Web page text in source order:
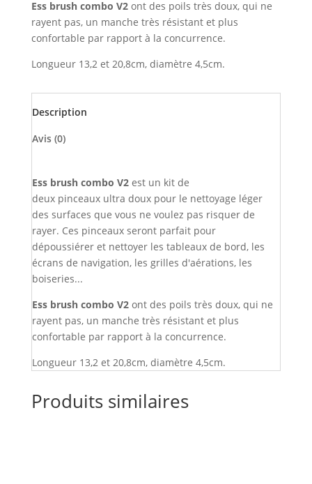
Ess brush combo V2 ont des poils très doux, qui ne
rayent pas, un manche très résistant et plus
confortable par rapport à la concurrence.
Longueur 13,2 et 20,8cm, diamètre 4,5cm.
Description
Avis (0)
Ess brush combo V2 est un kit de
deux pinceaux ultra doux pour le nettoyage léger
des surfaces que vous ne voulez pas risquer de
rayer. Ces pinceaux seront parfait pour
dépoussiérer et nettoyer les tableaux de bord, les
écrans de navigation, les grilles d'aérations, les
boiseries...
Ess brush combo V2 ont des poils très doux, qui ne
rayent pas, un manche très résistant et plus
confortable par rapport à la concurrence.
Longueur 13,2 et 20,8cm, diamètre 4,5cm.
Produits similaires